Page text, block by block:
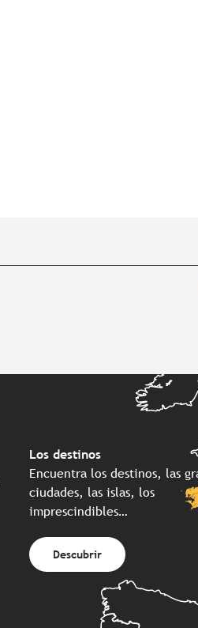
Los destinos
Encuentra los destinos, las
ciudades, las islas, los
imprescindibles…
Descubrir